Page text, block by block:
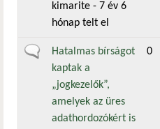
kimarite - 7 év 6
hónap telt el
Általános téma
Hatalmas bírságot
kaptak a
„jogkezelők”,
amelyek az üres
adathordozókért is
0